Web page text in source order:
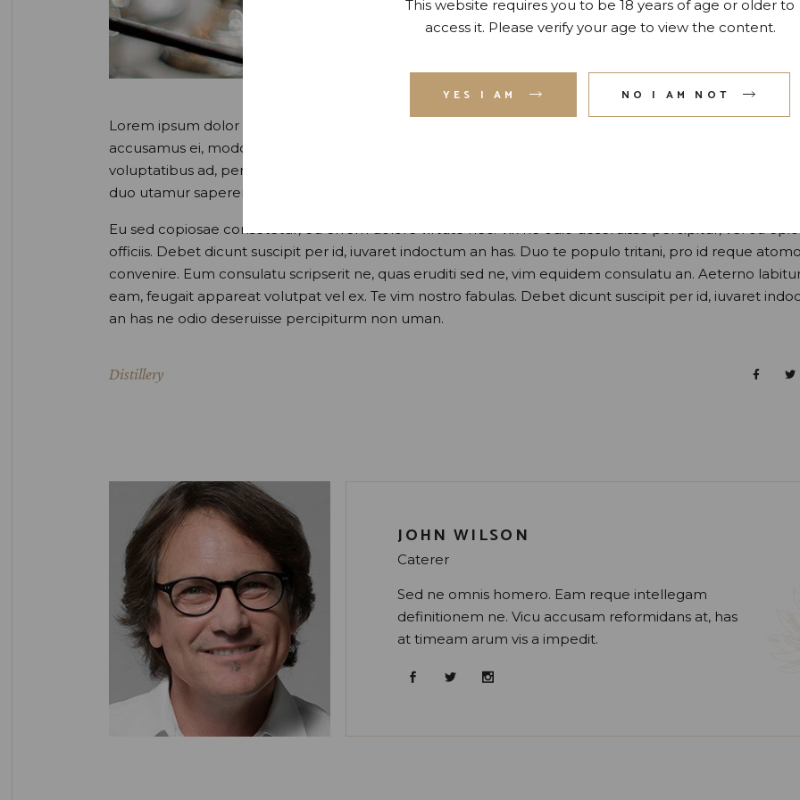
This website requires you to be 18 years of age or older to
access it. Please verify your age to view the content.
YES I AM
NO I AM NOT
Lorem ipsum dolor sit amet, id eam facilis moderatius, eu has expetenda dignissim. Vis dico labores
accusamus ei, modolamt salutatus ius ei, usu ad hendrerit. An modus invidunt conceptam usu. Per
voluptatibus ad, per sint tation id. Latine perpet imperdiet ad vel, detracto periculis quaerendum sea
duo utamur saperemo.
Eu sed copiosae consetetur, eu errem dolore virtute nec. Vix ne odio deseruisse percipitur, vel cu
officiis. Debet dicunt suscipit per id, iuvaret indoctum an has. Duo te populo tritani, pro id reque
convenire. Eum consulatu scripserit ne, quas eruditi sed ne, vim equidem consulatu an. Aeterno
eam, feugait appareat volutpat vel ex. Te vim nostro fabulas. Debet dicunt suscipit per id, iuvaret
an has ne odio deseruisse percipiturm non uman.
Distillery
JOHN WILSON
Caterer
Sed ne omnis homero. Eam reque intellegam
definitionem ne. Vicu accusam reformidans at, has
at timeam arum vis a impedit.